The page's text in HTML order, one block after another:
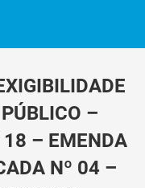
–
– EMENDA
Nº 04 –